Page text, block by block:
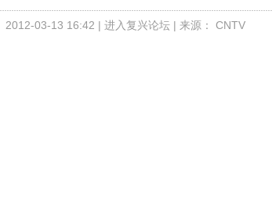
2012-03-13 16:42 | 进入复兴论坛 | 来源： CNTV